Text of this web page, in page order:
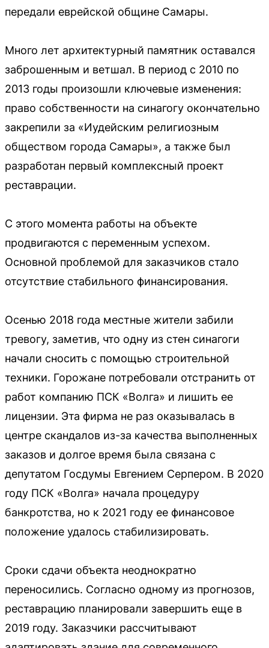
передали еврейской общине Самары.
Много лет архитектурный памятник оставался
заброшенным и ветшал. В период с 2010 по
2013 годы произошли ключевые изменения:
право собственности на синагогу окончательно
закрепили за «Иудейским религиозным
обществом города Самары», а также был
разработан первый комплексный проект
реставрации.
С этого момента работы на объекте
продвигаются с переменным успехом.
Основной проблемой для заказчиков стало
отсутствие стабильного финансирования.
Осенью 2018 года местные жители забили
тревогу, заметив, что одну из стен синагоги
начали сносить с помощью строительной
техники. Горожане потребовали отстранить от
работ компанию ПСК «Волга» и лишить ее
лицензии. Эта фирма не раз оказывалась в
центре скандалов из-за качества выполненных
заказов и долгое время была связана с
депутатом Госдумы Евгением Серпером. В 2020
году ПСК «Волга» начала процедуру
банкротства, но к 2021 году ее финансовое
положение удалось стабилизировать.
Сроки сдачи объекта неоднократно
переносились. Согласно одному из прогнозов,
реставрацию планировали завершить еще в
2019 году. Заказчики рассчитывают